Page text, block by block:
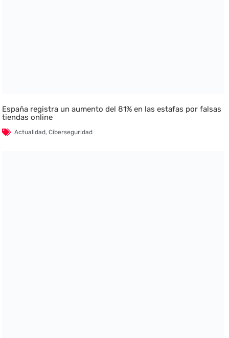
España registra un aumento del 81% en las estafas por falsas
tiendas online
Actualidad,Ciberseguridad